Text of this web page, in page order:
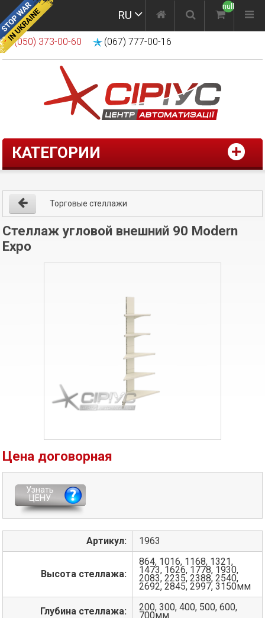
RU
null
(050) 373-00-60 (067) 777-00-16
КАТЕГОРИИ
Торговые стеллажи
Стеллаж угловой внешний 90 Modern
Expo
Цена договорная
Узнать
ЦЕНУ
Артикул: 1963
Высота стеллажа:
864, 1016, 1168, 1321,
1473, 1626, 1778, 1930,
2083, 2235, 2388, 2540,
2692, 2845, 2997, 3150мм
Глубина стеллажа: 200, 300, 400, 500, 600,
700мм